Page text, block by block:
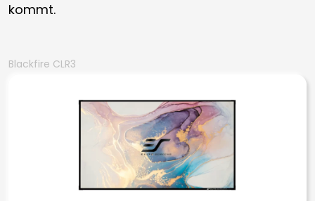
kommt.
Blackfire CLR3